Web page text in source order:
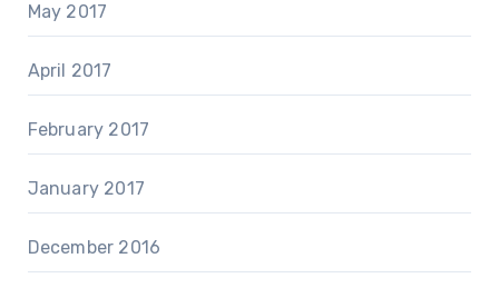
May 2017
April 2017
February 2017
January 2017
December 2016